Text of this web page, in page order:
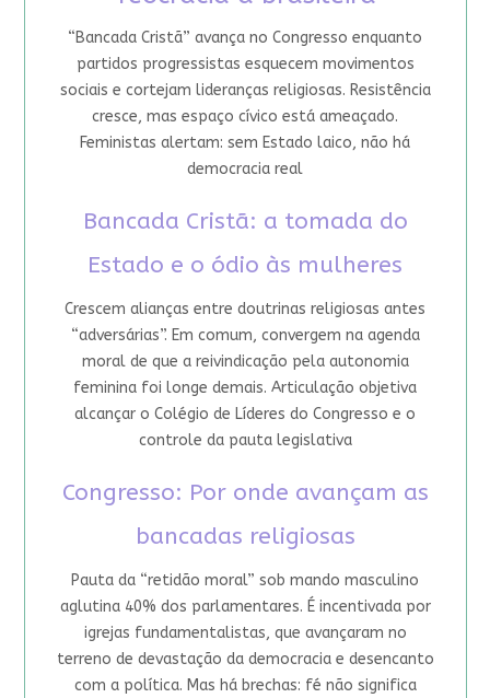
“Bancada Cristã” avança no Congresso enquanto
partidos progressistas esquecem movimentos
sociais e cortejam lideranças religiosas. Resistência
cresce, mas espaço cívico está ameaçado.
Feministas alertam: sem Estado laico, não há
democracia real
Bancada Cristã: a tomada do
Estado e o ódio às mulheres
Crescem alianças entre doutrinas religiosas antes
“adversárias”. Em comum, convergem na agenda
moral de que a reivindicação pela autonomia
feminina foi longe demais. Articulação objetiva
alcançar o Colégio de Líderes do Congresso e o
controle da pauta legislativa
Congresso: Por onde avançam as
bancadas religiosas
Pauta da “retidão moral” sob mando masculino
aglutina 40% dos parlamentares. É incentivada por
igrejas fundamentalistas, que avançaram no
terreno de devastação da democracia e desencanto
com a política. Mas há brechas: fé não significa